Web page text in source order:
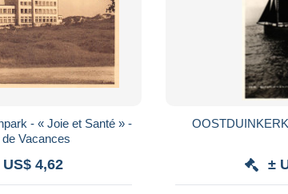
- « Joie et Santé » -
Vacances
US$ 4,62 ±